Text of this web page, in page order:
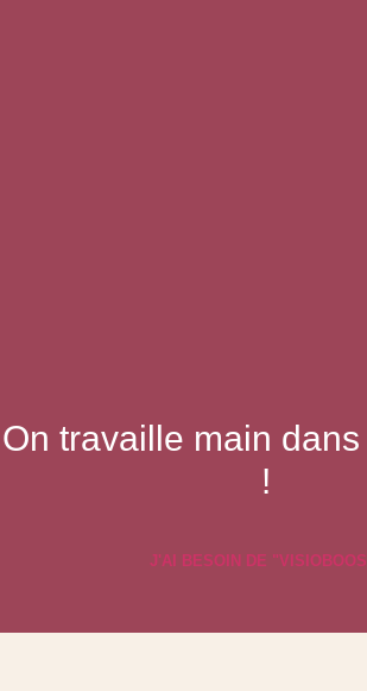
On travaille main
!
J'AI BESOIN DE